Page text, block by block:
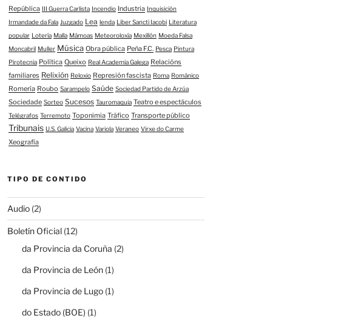
República III Guerra Carlista Incendio Industria Inquisición
Irmandade da Fala Juzgado Lea lenda Liber Sancti Iacobi Literatura
popular Lotería Malla Mámoas Meteoroloxía Mexillón Moeda Falsa
Moncabril Muller Música Obra pública Peña F.C. Pesca Pintura
Pirotecnia Política Queixo Real Academia Galega Relacións
familiares Relixión Reloxio Represión fascista Roma Románico
Romería Roubo Sarampelo Saúde Sociedad Partido de Arzúa
Sociedade Sorteo Sucesos Tauromaquia Teatro e espectáculos
Telégrafos Terremoto Toponimia Tráfico Transporte público
Tribunais U.S. Galicia Vacina Variola Veraneo Virxe do Carme
Xeografía
TIPO DE CONTIDO
Audio(2)
Boletín Oficial(12)
da Provincia da Coruña (2)
da Provincia de León(1)
da Provincia de Lugo(1)
do Estado (BOE) (1)